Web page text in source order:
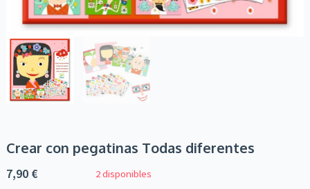
Crear con pegatinas Todas diferentes
7,90 € 2 disponibles